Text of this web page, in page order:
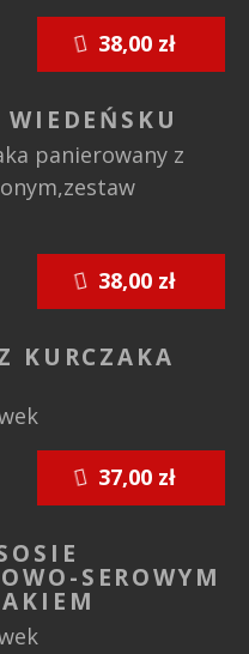
panierowany z
KURCZAKA
SEROWYM